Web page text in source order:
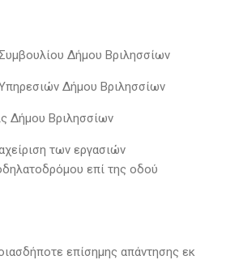
Δήμου Βριλησσίων
Δήμου Βριλησσίων
Δήμου Βριλησσίων
των εργασιών
επί της οδού
επίσημης απάντησης εκ